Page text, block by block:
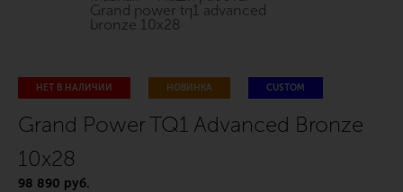
grand power tq1 advanced
bronze 10x28
НЕТ В НАЛИЧИИ НОВИНКА CUSTOM
Grand Power TQ1 Advanced Bronze
10x28
98 890 руб.